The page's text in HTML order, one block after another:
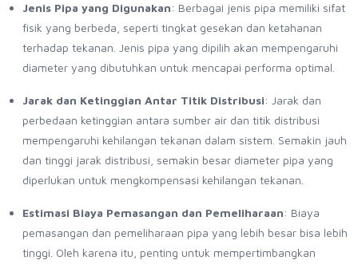
Jenis Pipa yang Digunakan: Berbagai jenis pipa memiliki sifat
fisik yang berbeda, seperti tingkat gesekan dan ketahanan
terhadap tekanan. Jenis pipa yang dipilih akan mempengaruhi
diameter yang dibutuhkan untuk mencapai performa optimal.
Jarak dan Ketinggian Antar Titik Distribusi: Jarak dan
perbedaan ketinggian antara sumber air dan titik distribusi
mempengaruhi kehilangan tekanan dalam sistem. Semakin jauh
dan tinggi jarak distribusi, semakin besar diameter pipa yang
diperlukan untuk mengkompensasi kehilangan tekanan.
Estimasi Biaya Pemasangan dan Pemeliharaan: Biaya
pemasangan dan pemeliharaan pipa yang lebih besar bisa lebih
tinggi. Oleh karena itu, penting untuk mempertimbangkan